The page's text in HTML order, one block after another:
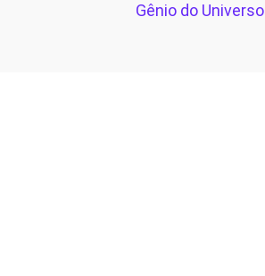
Gênio do Universo